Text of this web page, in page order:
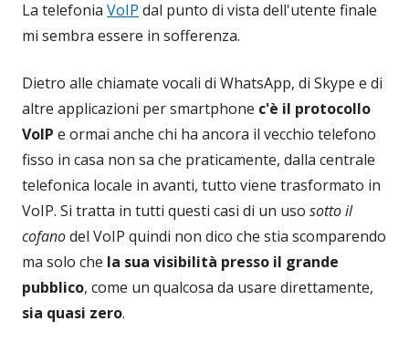
La telefonia VoIP dal punto di vista dell'utente finale
mi sembra essere in sofferenza.
Dietro alle chiamate vocali di WhatsApp, di Skype e di
altre applicazioni per smartphone c'è il protocollo
VoIP e ormai anche chi ha ancora il vecchio telefono
fisso in casa non sa che praticamente, dalla centrale
telefonica locale in avanti, tutto viene trasformato in
VoIP. Si tratta in tutti questi casi di un uso sotto il
cofanodel VoIP quindi non dico che stia scomparendo
ma solo che la sua visibilità presso il grande
pubblico, come un qualcosa da usare direttamente,
sia quasi zero.